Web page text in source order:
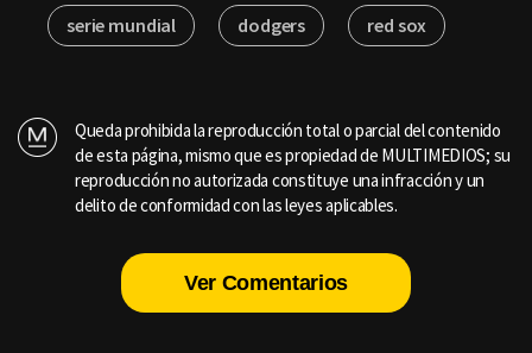
serie mundial dodgers red sox
Queda prohibida la reproducción total o parcial del contenido
de esta página, mismo que es propiedad de MULTIMEDIOS; su
reproducción no autorizada constituye una infracción y un
delito de conformidad con las leyes aplicables.
Ver Comentarios